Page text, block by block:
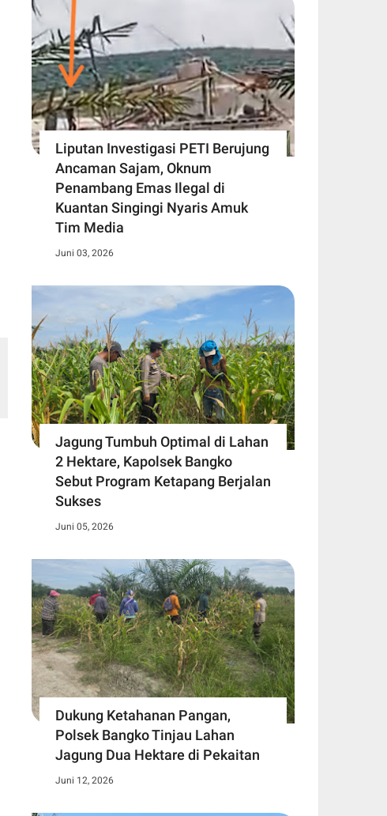
Liputan Investigasi PETI Berujung
Ancaman Sajam, Oknum
Penambang Emas Ilegal di
Kuantan Singingi Nyaris Amuk
Tim Media
Juni 03, 2026
Jagung Tumbuh Optimal di Lahan
2 Hektare, Kapolsek Bangko
Sebut Program Ketapang Berjalan
Sukses
Juni 05, 2026
Dukung Ketahanan Pangan,
Polsek Bangko Tinjau Lahan
Jagung Dua Hektare di Pekaitan
Juni 12, 2026